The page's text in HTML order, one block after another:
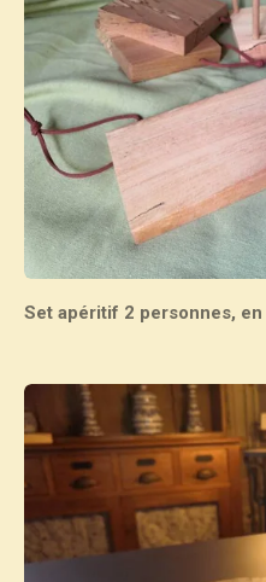
Set apéritif 2 personnes, en